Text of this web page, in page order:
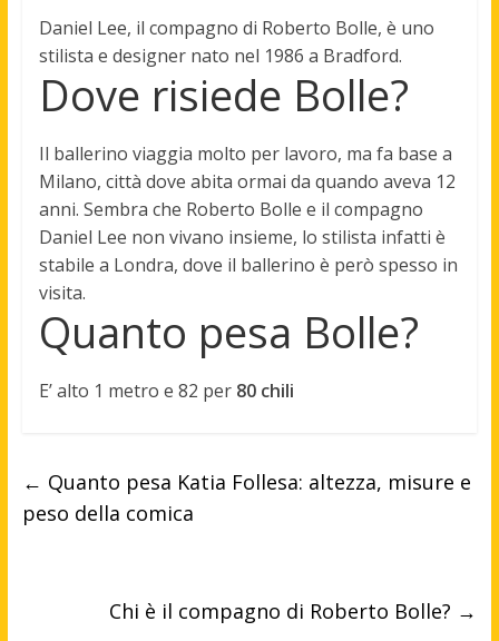
Daniel Lee, il compagno di Roberto Bolle, è uno
stilista e designer nato nel 1986 a Bradford.
Dove risiede Bolle?
Il ballerino viaggia molto per lavoro, ma fa base a
Milano, città dove abita ormai da quando aveva 12
anni. Sembra che Roberto Bolle e il compagno
Daniel Lee non vivano insieme, lo stilista infatti è
stabile a Londra, dove il ballerino è però spesso in
visita.
Quanto pesa Bolle?
E’ alto 1 metro e 82 per 80 chili
← Quanto pesa Katia Follesa: altezza, misure e
peso della comica
Chi è il compagno di Roberto Bolle? →